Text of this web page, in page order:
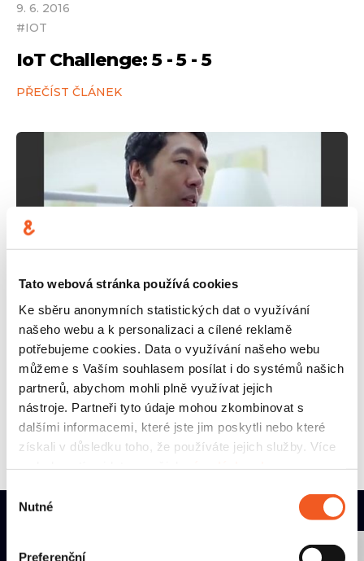
Tato webová stránka používá cookies
Ke sběru anonymních statistických dat o využívání
našeho webu a k personalizaci a cílené reklamě
potřebujeme cookies. Data o využívání našeho webu
můžeme s Vaším souhlasem posílat i do systémů našich
partnerů, abychom mohli plně využívat jejich
nástroje. Partneři tyto údaje mohou zkombinovat s
dalšími informacemi, které jste jim poskytli nebo které
získali v důsledku toho, že používáte jejich služby. Více
Výběr
souhlasu
Nutné
Preferenční
9. 6. 2016
#IOT
IoT Challenge: 5 - 5 - 5
PŘEČÍST ČLÁNEK
1. 6. 2016
#MACHINE LEARNING #IOT
Machine learning: rozhovor s
Aničkou & Centim
PŘEČÍST ČLÁNEK